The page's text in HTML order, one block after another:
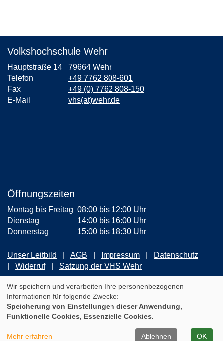
Volkshochschule Wehr
Hauptstraße 14 79664 Wehr
Telefon
+49 7762 808-601
Fax
+49 (0) 7762 808-150
E-Mail
vhs(at)wehr.de
Öffnungszeiten
Montag bis Freitag 08:00 bis 12:00 Uhr
Dienstag
14:00 bis 16:00 Uhr
Donnerstag
15:00 bis 18:30 Uhr
Unser Leitbild AGB Impressum
Datenschutz
Widerruf
Satzung der VHS Wehr
ZUM NEWSLETTER ANMELDEN
Cookie Einstellungen
Kontrast
Wir speichern und verarbeiten Ihre personenbezogenen
Informationen für folgende Zwecke:
Speicherung von Einstellungen dieser Anwendung,
Funktionelle Cookies, Essenzielle Cookies.
Mehr erfahren Ablehnen OK